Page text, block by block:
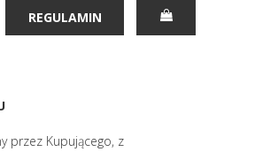
REGULAMIN
przez Kupującego, z